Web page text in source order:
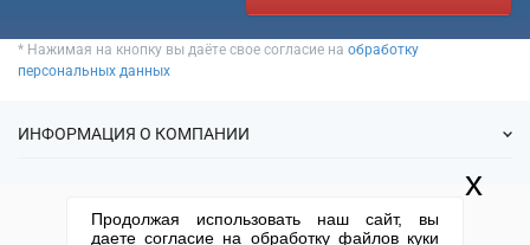
* Нажимая на кнопку вы даёте свое согласие на обработку
персональных данных
ИНФОРМАЦИЯ О КОМПАНИИ
Продолжая использовать наш сайт, вы
даете согласие на обработку файлов куки
x